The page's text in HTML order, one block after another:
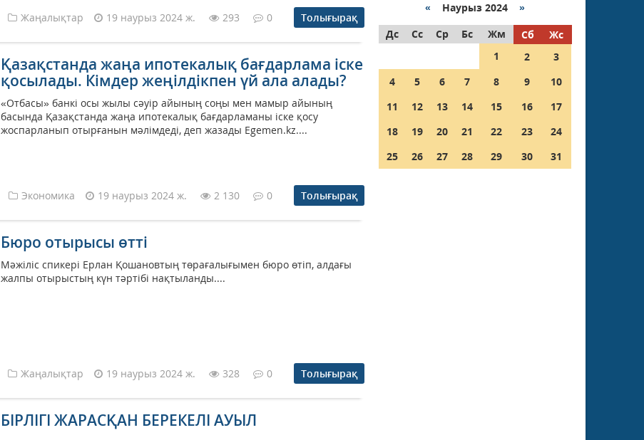
Жаңалықтар 19 наурыз 2024 ж. 293 0 Толығырақ
Қазақстанда жаңа ипотекалық бағдарлама іске
қосылады. Кімдер жеңілдікпен үй ала алады?
«Отбасы» банкі осы жылы сәуір айының соңы мен мамыр айының
басында Қазақстанда жаңа ипотекалық бағдарламаны іске қосу
жоспарланып отырғанын мәлімдеді, деп жазады Egemen.kz....
Экономика 19 наурыз 2024 ж. 2 130 0 Толығырақ
Бюро отырысы өтті
Мәжіліс спикері Ерлан Қошановтың төрағалығымен бюро өтіп, алдағы
жалпы отырыстың күн тәртібі нақтыланды....
Жаңалықтар 19 наурыз 2024 ж. 328 0 Толығырақ
БІРЛІГІ ЖАРАСҚАН БЕРЕКЕЛІ АУЫЛ
« Наурыз 2024 »
Дс
Сс Ср Бс Жм Сб
Жс
1
2
3
4
5 6 7 8 9
10
11
12 13 14 15 16
17
18
19 20 21 22 23
24
25
26 27 28 29 30 31